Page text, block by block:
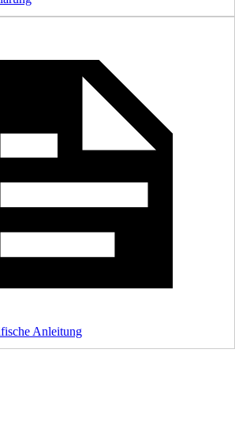
Anleitung